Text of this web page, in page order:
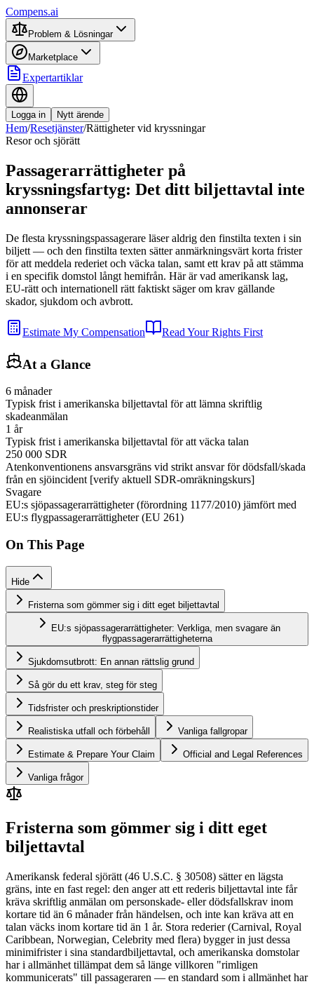
Compens.ai
Problem & Lösningar
Marketplace
Expertartiklar
Logga in Nytt ärende
Hem/Resetjänster/Rättigheter vid kryssningar
Resor och sjörätt
Passagerarrättigheter på
kryssningsfartyg: Det ditt biljettavtal inte
annonserar
De flesta kryssningspassagerare läser aldrig den finstilta texten i sin
biljett — och den finstilta texten sätter anmärkningsvärt korta frister
för att meddela rederiet och väcka talan, samt ett krav på att stämma
i en specifik domstol långt hemifrån. Här är vad amerikansk lag,
EU-rätt och internationell rätt faktiskt säger om krav gällande
skador, sjukdom och avbrott.
Estimate My Compensation Read Your Rights First
At a Glance
6 månader
Typisk frist i amerikanska biljettavtal för att lämna skriftlig
skadeanmälan
1 år
Typisk frist i amerikanska biljettavtal för att väcka talan
250 000 SDR
Atenkonventionens ansvarsgräns vid strikt ansvar för dödsfall/skada
från en sjöincident [verify aktuell SDR-omräkningskurs]
Svagare
EU:s sjöpassagerarrättigheter (förordning 1177/2010) jämfört med
EU:s flygpassagerarrättigheter (EU 261)
On This Page
Hide
Fristerna som gömmer sig i ditt eget biljettavtal
EU:s sjöpassagerarrättigheter: Verkliga, men svagare än
flygpassagerarrättigheterna
Sjukdomsutbrott: En annan rättslig grund
Så gör du ett krav, steg för steg
Tidsfrister och preskriptionstider
Realistiska utfall och förbehåll Vanliga fallgropar
Estimate & Prepare Your Claim Official and Legal References
Vanliga frågor
Fristerna som gömmer sig i ditt eget
biljettavtal
Amerikansk federal sjörätt (46 U.S.C. § 30508) sätter en lägsta
gräns, inte en fast regel: den anger att ett rederis biljettavtal inte får
kräva skriftlig anmälan om personskade- eller dödsfallskrav inom
kortare tid än 6 månader från händelsen, och inte kan kräva att en
talan väcks inom kortare tid än 1 år. Stora rederier (Carnival, Royal
Caribbean, Norwegian, Celebrity med flera) bygger in just dessa
minimifrister i sina standardbiljettavtal, och amerikanska domstolar
har i allmänhet tillämpat dem så länge villkoren "rimligen
kommunicerats" till passageraren — en standard som i allmänhet har